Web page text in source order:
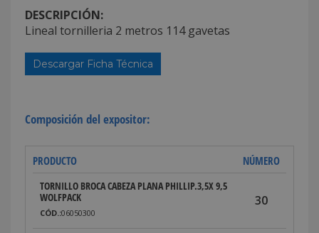
DESCRIPCIÓN:
Lineal tornilleria 2 metros 114 gavetas
Descargar Ficha Técnica
Composición del expositor:
PRODUCTO NÚMERO
TORNILLO BROCA CABEZA PLANA PHILLIP.3,5X 9,5
WOLFPACK
CÓD.:06050300
30